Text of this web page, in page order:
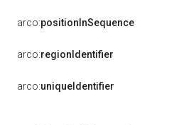
arco:positionInSequence
arco:regionIdentifier
arco:uniqueIdentifier